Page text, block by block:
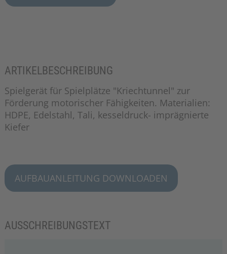
ARTIKELBESCHREIBUNG
Spielgerät für Spielplätze "Kriechtunnel" zur
Förderung motorischer Fähigkeiten. Materialien:
HDPE, Edelstahl, Tali, kesseldruck- imprägnierte
Kiefer
AUFBAUANLEITUNG DOWNLOADEN
AUSSCHREIBUNGSTEXT